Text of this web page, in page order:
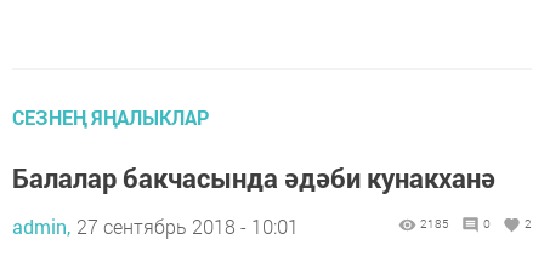
СЕЗНЕҢ ЯҢАЛЫКЛАР
Балалар бакчасында әдәби кунакханә
admin, 27 сентябрь 2018 - 10:01 2185 0 2